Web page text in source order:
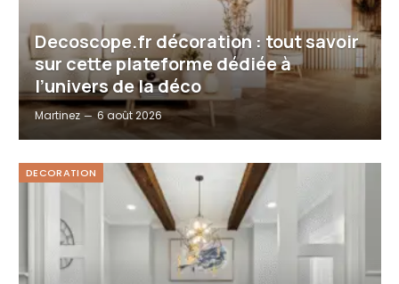
Decoscope.fr décoration : tout savoir
sur cette plateforme dédiée à
l’univers de la déco
Martinez 6 août 2026
DECORATION